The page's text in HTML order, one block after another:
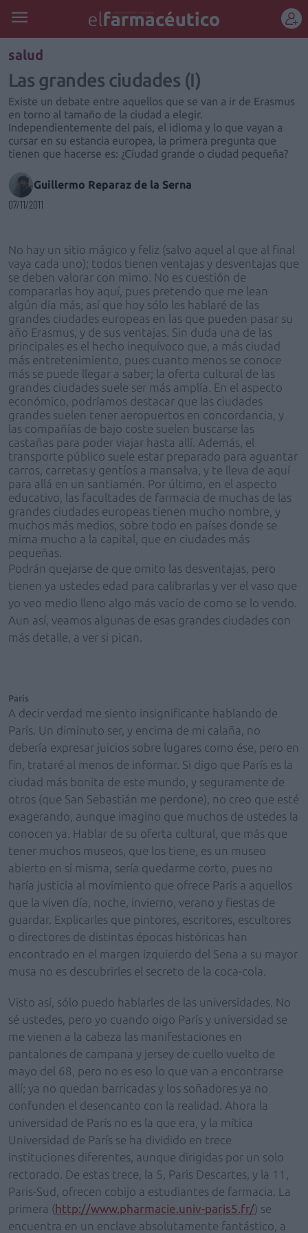
salud
Las grandes ciudades (I)
Existe un debate entre aquellos que se van a ir de Erasmus
en torno al tamaño de la ciudad a elegir.
Independientemente del país, el idioma y lo que vayan a
cursar en su estancia europea, la primera pregunta que
tienen que hacerse es: ¿Ciudad grande o ciudad pequeña?
Guillermo Reparaz de la Serna
07/11/2011
No hay un sitio mágico y feliz (salvo aquel al que al final
vaya cada uno); todos tienen ventajas y desventajas que
se deben valorar con mimo. No es cuestión de
compararlas hoy aquí, pues pretendo que me lean
algún día más, así que hoy sólo les hablaré de las
grandes ciudades europeas en las que pueden pasar su
año Erasmus, y de sus ventajas. Sin duda una de las
principales es el hecho inequívoco que, a más ciudad
más entretenimiento, pues cuanto menos se conoce
más se puede llegar a saber; la oferta cultural de las
grandes ciudades suele ser más amplía. En el aspecto
económico, podríamos destacar que las ciudades
grandes suelen tener aeropuertos en concordancia, y
las compañías de bajo coste suelen buscarse las
castañas para poder viajar hasta allí. Además, el
transporte público suele estar preparado para aguantar
carros, carretas y gentíos a mansalva, y te lleva de aquí
para allá en un santiamén. Por último, en el aspecto
educativo, las facultades de farmacia de muchas de las
grandes ciudades europeas tienen mucho nombre, y
muchos más medios, sobre todo en países donde se
mima mucho a la capital, que en ciudades más
pequeñas.
Podrán quejarse de que omito las desventajas, pero
tienen ya ustedes edad para calibrarlas y ver el vaso que
yo veo medio lleno algo más vacío de como se lo vendo.
Aun así, veamos algunas de esas grandes ciudades con
más detalle, a ver si pican.
París
A decir verdad me siento insignificante hablando de
París. Un diminuto ser, y encima de mi calaña, no
debería expresar juicios sobre lugares como ése, pero en
fin, trataré al menos de informar. Si digo que París es la
ciudad más bonita de este mundo, y seguramente de
otros (que San Sebastián me perdone), no creo que esté
exagerando, aunque imagino que muchos de ustedes la
conocen ya. Hablar de su oferta cultural, que más que
tener muchos museos, que los tiene, es un museo
abierto en sí misma, sería quedarme corto, pues no
haría justicia al movimiento que ofrece París a aquellos
que la viven día, noche, invierno, verano y fiestas de
guardar. Explicarles que pintores, escritores, escultores
o directores de distintas épocas históricas han
encontrado en el margen izquierdo del Sena a su mayor
musa no es descubrirles el secreto de la coca-cola.
Visto así, sólo puedo hablarles de las universidades. No
sé ustedes, pero yo cuando oigo París y universidad se
me vienen a la cabeza las manifestaciones en
pantalones de campana y jersey de cuello vuelto de
mayo del 68, pero no es eso lo que van a encontrarse
allí; ya no quedan barricadas y los soñadores ya no
confunden el desencanto con la realidad. Ahora la
universidad de París no es la que era, y la mítica
Universidad de París se ha dividido en trece
instituciones diferentes, aunque dirigidas por un solo
rectorado. De estas trece, la 5, Paris Descartes, y la 11,
Paris-Sud, ofrecen cobijo a estudiantes de farmacia. La
primera (http://www.pharmacie.univ-paris5.fr/) se
encuentra en un enclave absolutamente fantástico, a